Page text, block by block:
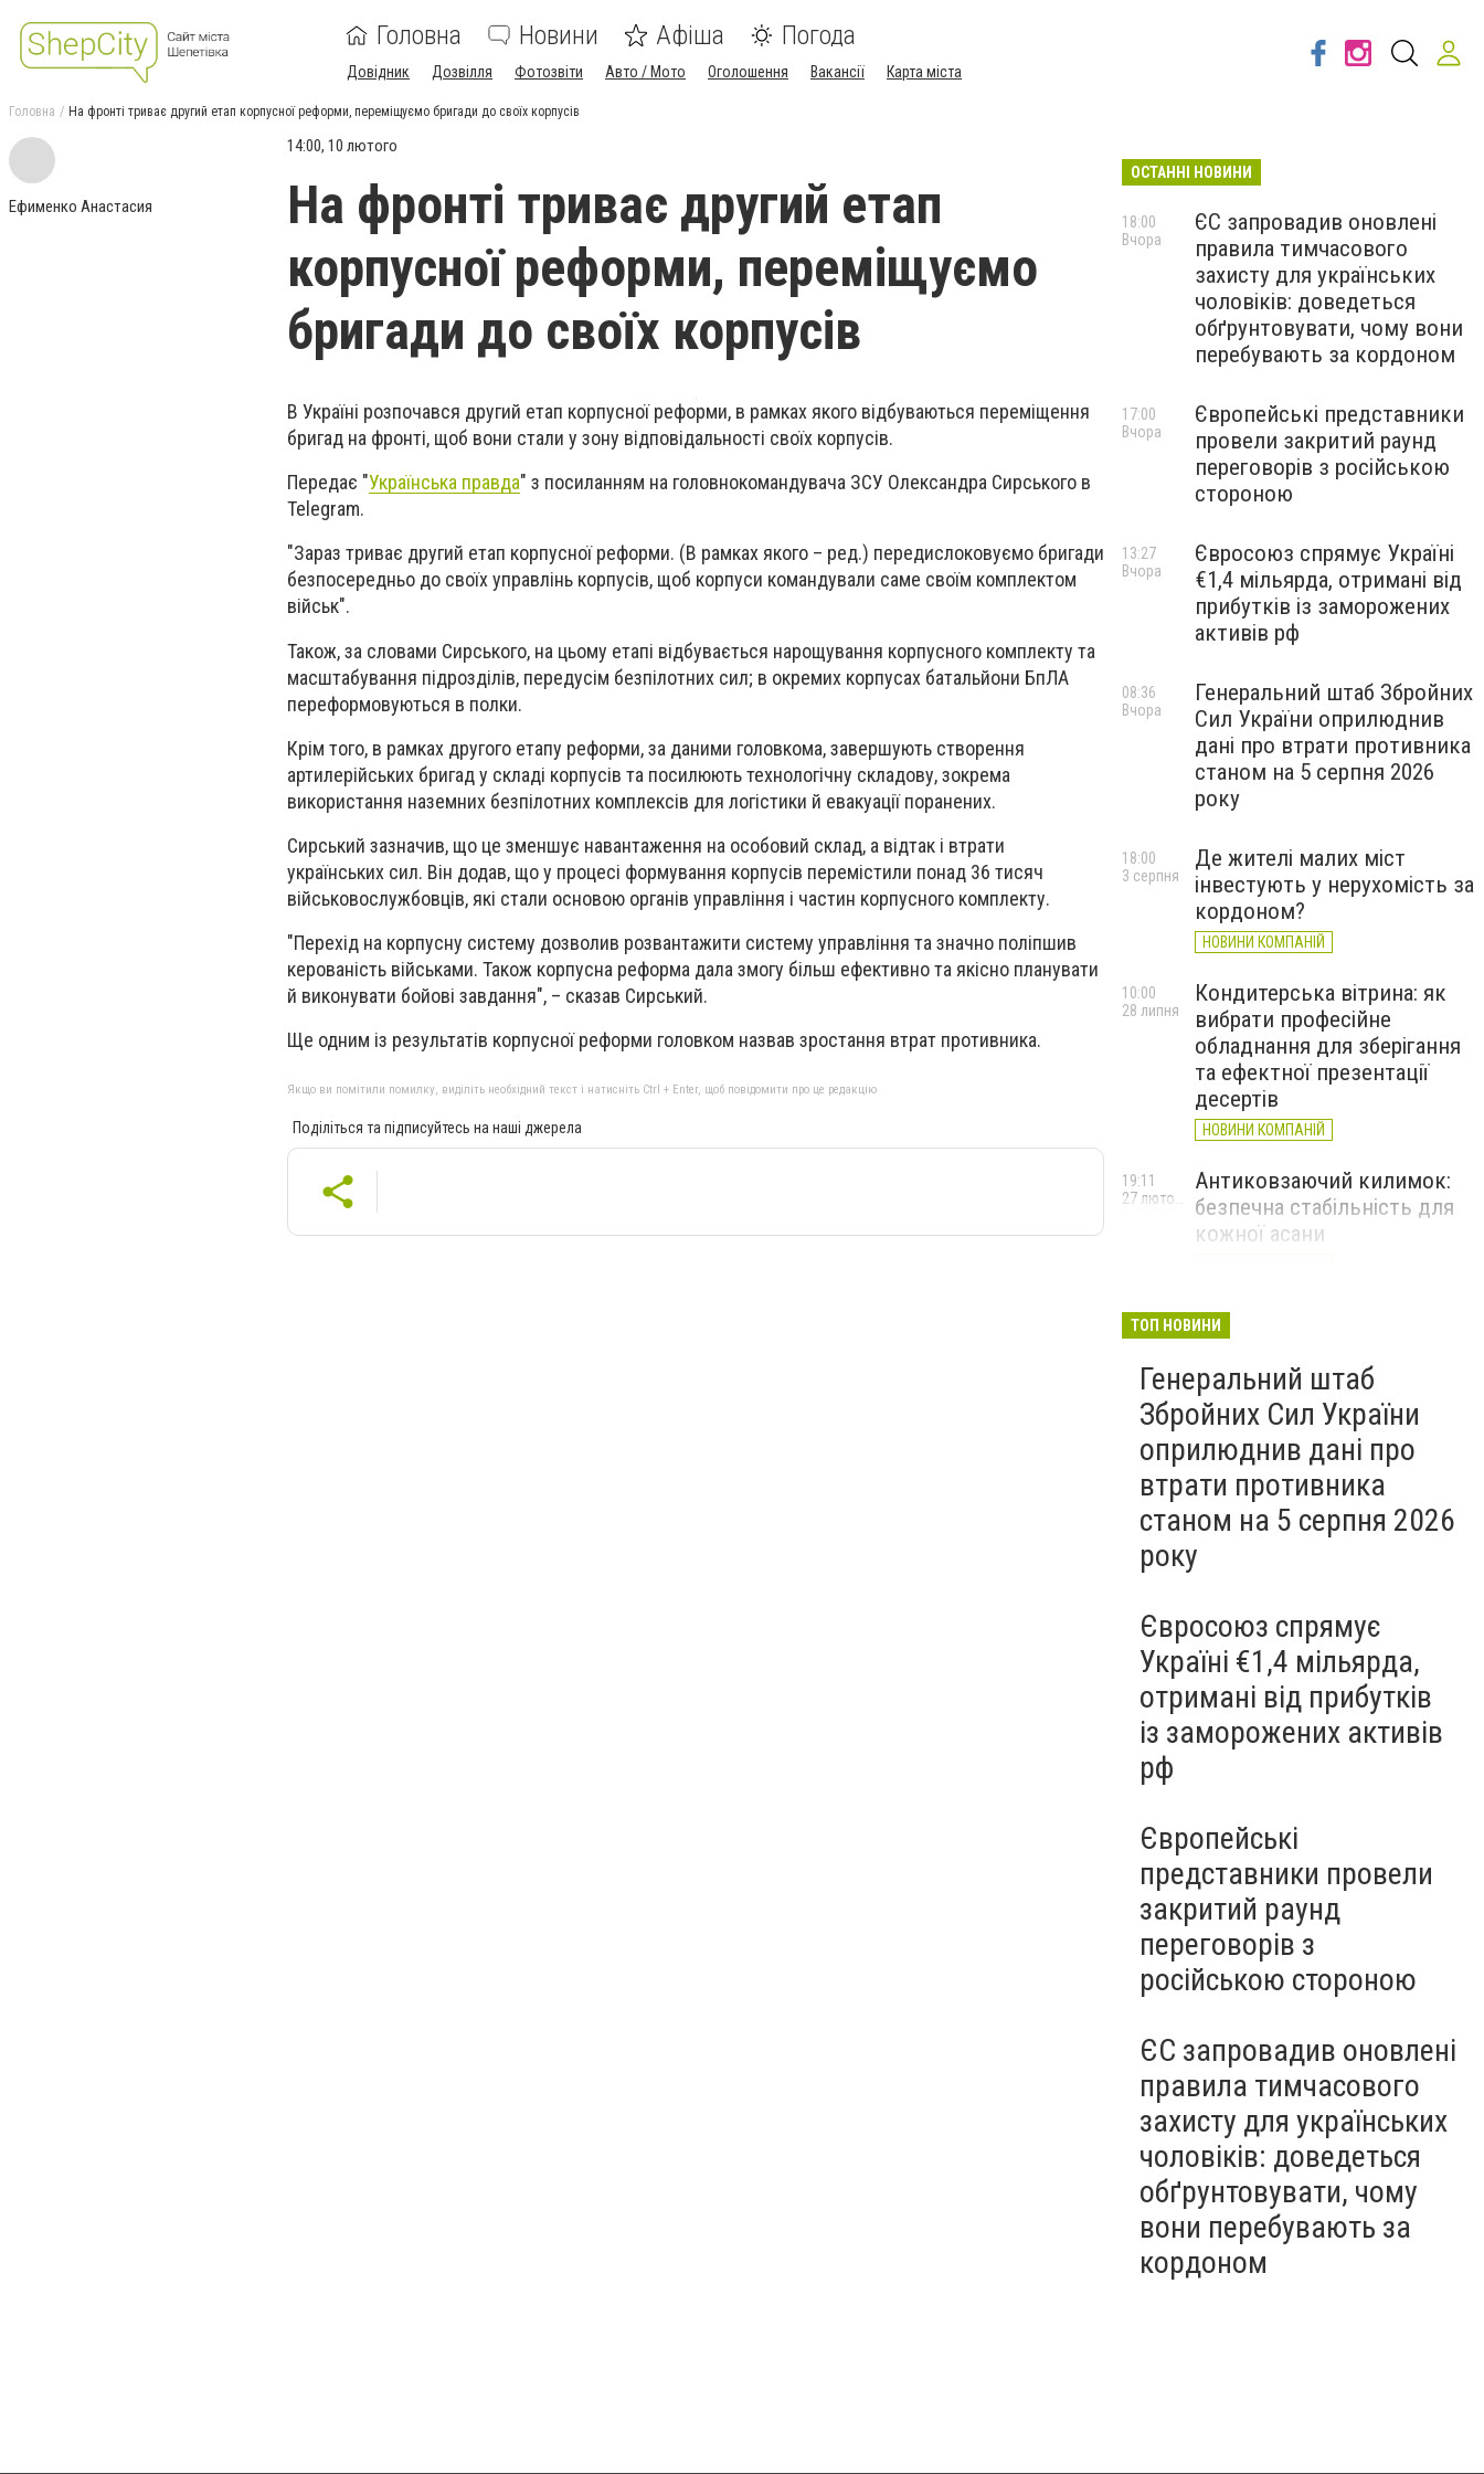
Головна Новини Афіша Погода
Довідник Дозвілля Фотозвіти Авто / Мото Оголошення Вакансії Карта міста
Головна На фронті триває другий етап корпусної реформи, переміщуємо бригади до своїх корпусів
Ефименко Анастасия
14:00, 10 лютого
На фронті триває другий етап
корпусної реформи, переміщуємо
бригади до своїх корпусів
В Україні розпочався другий етап корпусної реформи, в рамках якого відбуваються переміщення
бригад на фронті, щоб вони стали у зону відповідальності своїх корпусів.
Передає "Українська правда" з посиланням на головнокомандувача ЗСУ Олександра Сирського в
Telegram.
"Зараз триває другий етап корпусної реформи. (В рамках якого – ред.) передислоковуємо бригади
безпосередньо до своїх управлінь корпусів, щоб корпуси командували саме своїм комплектом
військ".
Також, за словами Сирського, на цьому етапі відбувається нарощування корпусного комплекту та
масштабування підрозділів, передусім безпілотних сил; в окремих корпусах батальйони БпЛА
переформовуються в полки.
Крім того, в рамках другого етапу реформи, за даними головкома, завершують створення
артилерійських бригад у складі корпусів та посилюють технологічну складову, зокрема
використання наземних безпілотних комплексів для логістики й евакуації поранених.
Сирський зазначив, що це зменшує навантаження на особовий склад, а відтак і втрати
українських сил. Він додав, що у процесі формування корпусів перемістили понад 36 тисяч
військовослужбовців, які стали основою органів управління і частин корпусного комплекту.
"Перехід на корпусну систему дозволив розвантажити систему управління та значно поліпшив
керованість військами. Також корпусна реформа дала змогу більш ефективно та якісно планувати
й виконувати бойові завдання", – сказав Сирський.
Ще одним із результатів корпусної реформи головком назвав зростання втрат противника.
Якщо ви помітили помилку, виділіть необхідний текст і натисніть Ctrl + Enter, щоб повідомити про це редакцію
Поділіться та підписуйтесь на наші джерела
ОСТАННІ НОВИНИ
ЄС запровадив оновлені
правила тимчасового
захисту для українських
чоловіків: доведеться
обґрунтовувати, чому вони
перебувають за кордоном
18:00
Вчора
Європейські представники
провели закритий раунд
переговорів з російською
стороною
17:00
Вчора
Євросоюз спрямує Україні
€1,4 мільярда, отримані від
прибутків із заморожених
активів рф
13:27
Вчора
Генеральний штаб Збройних
Сил України оприлюднив
дані про втрати противника
станом на 5 серпня 2026
року
08:36
Вчора
Де жителі малих міст
інвестують у нерухомість за
кордоном?
НОВИНИ КОМПАНІЙ
18:00
3 серпня
Кондитерська вітрина: як
вибрати професійне
обладнання для зберігання
та ефектної презентації
десертів
НОВИНИ КОМПАНІЙ
10:00
28 липня
Антиковзаючий килимок:
безпечна стабільність для
кожної асани
19:11
Велика Британія оголосила
про новий пакет військової
та гуманітарної допомоги
Україні
17:20
24 лютого
ТОП НОВИНИ
Генеральний штаб
Збройних Сил України
оприлюднив дані про
втрати противника
станом на 5 серпня 2026
року
Євросоюз спрямує
Україні €1,4 мільярда,
отримані від прибутків
із заморожених активів
рф
Європейські
представники провели
закритий раунд
переговорів з
російською стороною
ЄС запровадив оновлені
правила тимчасового
захисту для українських
чоловіків: доведеться
обґрунтовувати, чому
вони перебувають за
кордоном